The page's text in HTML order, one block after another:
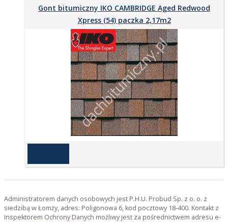
Gont bitumiczny IKO CAMBRIDGE Aged Redwood
Xpress (54) paczka 2,17m2
Administratorem danych osobowych jest P.H.U. Probud Sp. z o. o. z
siedzibą w Łomży, adres: Poligonowa 6, kod pocztowy 18-400. Kontakt z
Inspektorem Ochrony Danych możliwy jest za pośrednictwem adresu e-